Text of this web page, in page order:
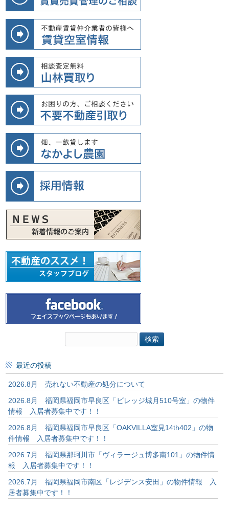
最近の投稿
2026.8月 売れない不動産の処分について
2026.8月 福岡県福岡市早良区「ビレッジ城月510号室」の物件
情報 入居者募集中です！！
2026.8月 福岡県福岡市早良区「OAKVILLA室見14th402」の物
件情報 入居者募集中です！！
2026.7月 福岡県那珂川市「ヴィラージュ博多南101」の物件情
報 入居者募集中です！！
2026.7月 福岡県福岡市南区「レジデンス安田」の物件情報 入
居者募集中です！！